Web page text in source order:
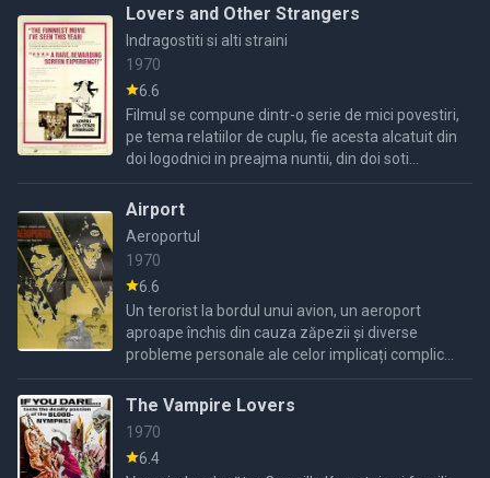
Lovers and Other Strangers
Indragostiti si alti straini
1970
6.6
Filmul se compune dintr-o serie de mici povestiri,
pe tema relatiilor de cuplu, fie acesta alcatuit din
doi logodnici in preajma nuntii, din doi soti
trecuti... de nunta de argint, sau de doi amanti, ...
Airport
Aeroportul
1970
6.6
Un terorist la bordul unui avion, un aeroport
aproape închis din cauza zăpezii și diverse
probleme personale ale celor implicați complică
lucrurile într-un mod periculos.
The Vampire Lovers
1970
6.4